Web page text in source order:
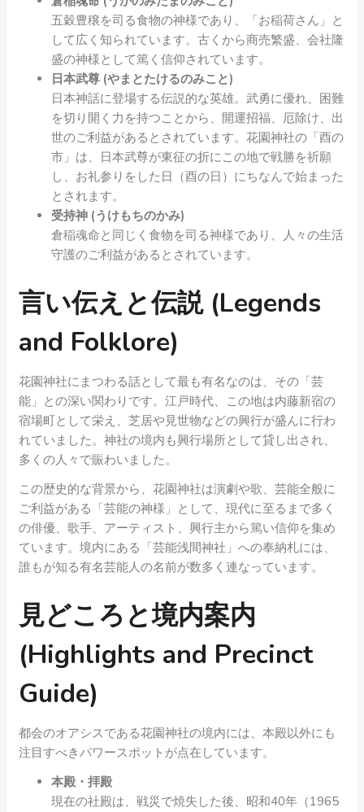
五穀豊穣を司る食物の神様であり、「お稲荷さん」と
して広く知られています。古くから商売繁盛、会社隆
盛の神様として篤く信仰されています。
日本武尊 (やまとたけるのみこと)
日本神話に登場する伝説的な英雄。武勇に優れ、困難
を切り開く力を持つことから、開運招福、厄除け、出
世のご利益があるとされています。花園神社の「酉の
市」は、日本武尊が東征の折にこの地で戦勝を祈願
し、お礼参りをした日（酉の日）にちなんで始まった
とされます。
受持神 (うけもちのかみ)
倉稲魂命と同じく食物を司る神様であり、人々の生活
守護のご利益があるとされています。
言い伝えと伝説 (Legends
and Folklore)
花園神社にまつわる話として最も有名なのは、その「芸
能」との深い関わりです。江戸時代、この地は内藤新宿の
宿場町として栄え、芝居や見世物などの興行が盛んに行わ
れていました。神社の境内も興行場所として貸し出され、
多くの人々で賑わいました。
この歴史的な背景から、花園神社は演劇や歌、芸能全般に
ご利益がある「芸能の神様」として、現代に至るまで多く
の俳優、歌手、アーティスト、興行主から篤い信仰を集め
ています。境内にある「芸能浅間神社」への奉納札には、
誰もが知る有名芸能人の名前が数多く連なっています。
見どころと境内案内
(Highlights and Precinct
Guide)
都会のオアシスである花園神社の境内には、本殿以外にも
注目すべきパワースポットが点在しています。
本殿・拝殿
現在の社殿は、戦災で焼失した後、昭和40年（1965